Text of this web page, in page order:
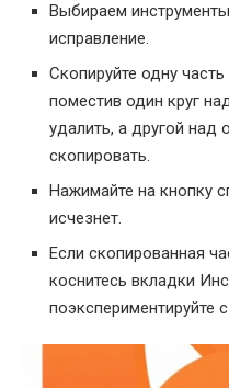
Выбираем
исправление.
Скопируйте одну
поместив один круг
удалить, а другой над
скопировать.
Нажимайте на кнопку
исчезнет.
Если скопированная
коснитесь вкладки
поэкспериментируйте